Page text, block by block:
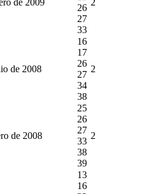
26
27
33
de 2008
16
17
26
27
34
38
2
de 2008
25
26
27
33
38
39
2
13
16